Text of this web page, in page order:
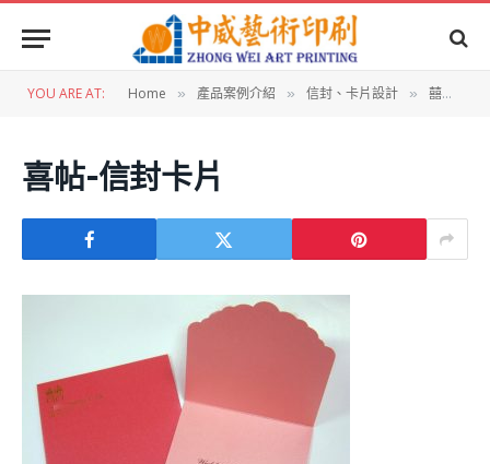
YOU ARE AT: Home » 產品案例介紹 » 信封、卡片設計 » 囍帖設計：囍帖
喜帖-信封卡片